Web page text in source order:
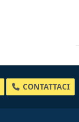
CONTATTACI